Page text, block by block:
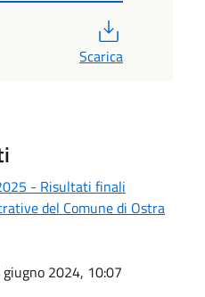
Scarica
- Risultati finali
del Comune di Ostra
giugno 2024, 10:07